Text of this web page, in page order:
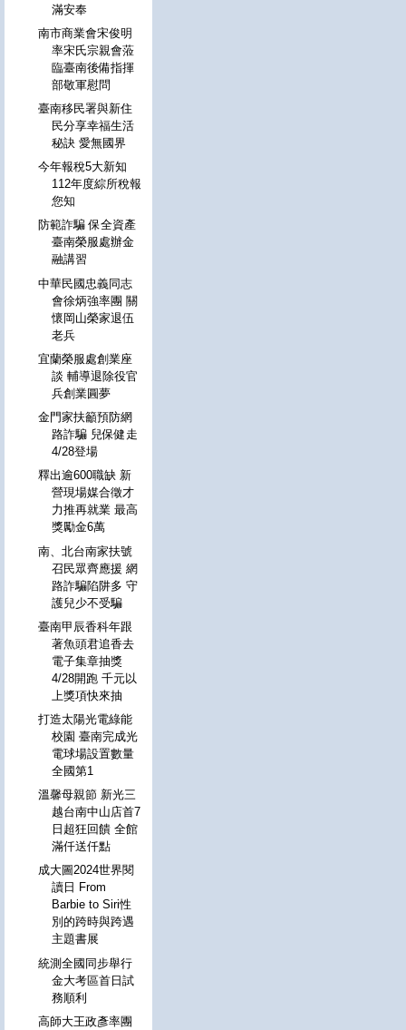
滿安奉
南市商業會宋俊明
率宋氏宗親會蒞
臨臺南後備指揮
部敬軍慰問
臺南移民署與新住
民分享幸福生活
秘訣 愛無國界
今年報稅5大新知
112年度綜所稅報
您知
防範詐騙 保全資產
臺南榮服處辦金
融講習
中華民國忠義同志
會徐炳強率團 關
懷岡山榮家退伍
老兵
宜蘭榮服處創業座
談 輔導退除役官
兵創業圓夢
金門家扶籲預防網
路詐騙 兒保健走
4/28登場
釋出逾600職缺 新
營現場媒合徵才
力推再就業 最高
獎勵金6萬
南、北台南家扶號
召民眾齊應援 網
路詐騙陷阱多 守
護兒少不受騙
臺南甲辰香科年跟
著魚頭君追香去
電子集章抽獎
4/28開跑 千元以
上獎項快來抽
打造太陽光電綠能
校園 臺南完成光
電球場設置數量
全國第1
溫馨母親節 新光三
越台南中山店首7
日超狂回饋 全館
滿仟送仟點
成大圖2024世界閱
讀日 From
Barbie to Siri性
別的跨時與跨遇
主題書展
統測全國同步舉行
金大考區首日試
務順利
高師大王政彥率團